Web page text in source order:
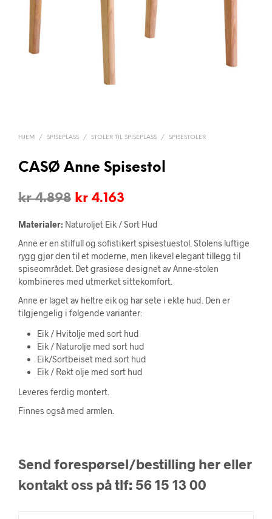
HJEM / SPISEPLASS / STOLER TIL SPISEPLASS / SPISESTOLER
CASØ Anne Spisestol
kr4.898 Opprinnelig
pris
var:
kr 4.898.
kr 4.163
pris
er:
kr 4.163.
Materialer: Naturoljet Eik / Sort Hud
Anne er en stilfull og sofistikert spisestuestol. Stolens luftige
rygg gjør den til et moderne, men likevel elegant tillegg til
spiseområdet. Det grasiøse designet av Anne-stolen
kombineres med utmerket sittekomfort.
Anne er laget av heltre eik og har sete i ekte hud. Den er
tilgjengelig i følgende varianter:
Eik / Hvitolje med sort hud
Eik / Naturolje med sort hud
Eik/Sortbeiset med sort hud
Eik / Røkt olje med sort hud
Leveres ferdig montert.
Finnes også med armlen.
Send forespørsel/bestilling her eller
kontakt oss på tlf: 56 15 13 00